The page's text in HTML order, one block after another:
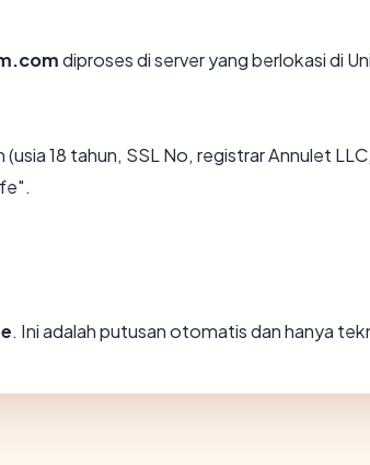
diproses di server yang berlokasi di
18 tahun, SSL No, registrar Annulet
. Ini adalah putusan otomatis dan hanya